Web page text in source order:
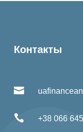
Контакты

 +38 066